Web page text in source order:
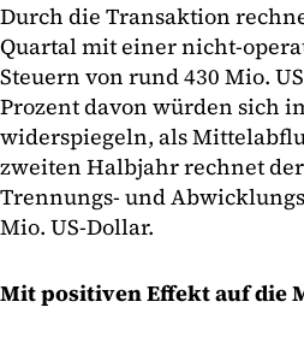
Durch die Transaktion
Quartal mit einer nicht-
Steuern von rund 430 Mio.
Prozent davon würden sich
widerspiegeln, als
zweiten Halbjahr rechnet
Trennungs- und
Mio. US-Dollar.
Mit positiven Effekt auf die